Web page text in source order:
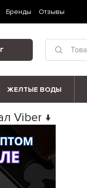
Бренды Отзывы
ЖЕЛТЫЕ ВОДЫ
Viber ↓